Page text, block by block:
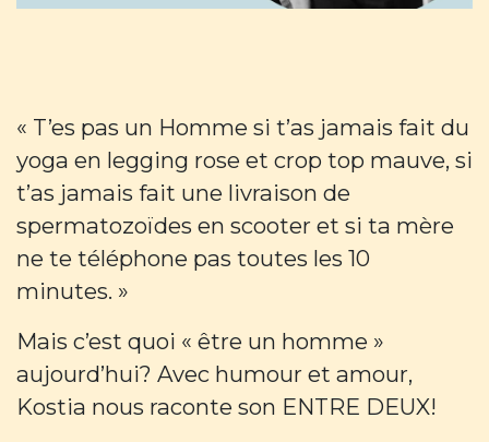
« T’es pas un Homme si t’as jamais fait du
yoga en legging rose et crop top mauve, si
t’as jamais fait une livraison de
spermatozoïdes en scooter et si ta mère
ne te téléphone pas toutes les 10
minutes. »
Mais c’est quoi « être un homme »
aujourd’hui? Avec humour et amour,
Kostia nous raconte son ENTRE DEUX!